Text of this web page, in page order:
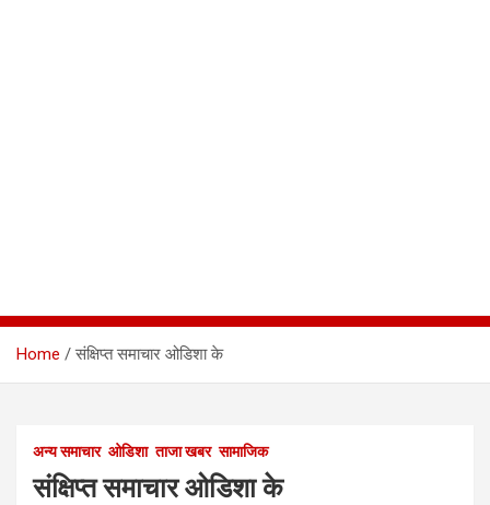
Home संक्षिप्त समाचार ओडिशा के
अन्य समाचार ओडिशा ताजा खबर सामाजिक
संक्षिप्त समाचार ओडिशा के